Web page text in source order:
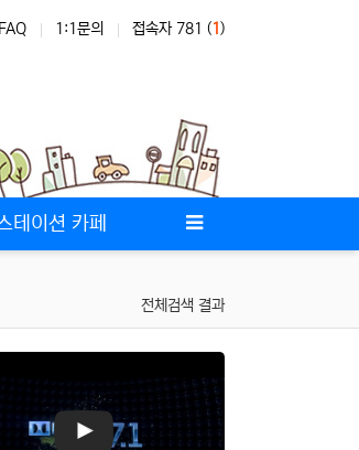
FAQ 1:1문의 접속자 781 (1 )
애드온
테이션 카페
전체검색 결과